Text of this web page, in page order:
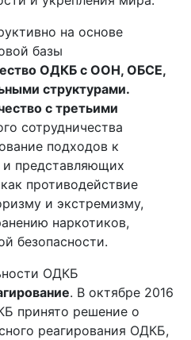
на основе
базы
ОДКБ с ООН, ОБСЕ,
структурами.
с третьими
сотрудничества
подходов к
представляющих
противодействие
и экстремизму,
наркотиков,
безопасности.
ОДКБ
. В октябре 2016
принято решение о
реагирования ОДКБ,